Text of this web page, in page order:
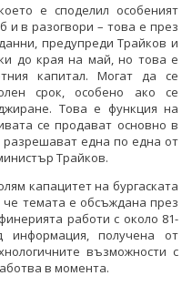
е споделил особеният
и в разогвори – това е през
предупреди Трайков и
до края на май, но това е
капитал. Могат да се
срок, особено ако се
Това е функция на
се продават основно в
разрешават една по една от
Трайков.
капацитет на бургаската
темата е обсъждана през
работи с около 81-
информация, получена от
възможности с
в момента.